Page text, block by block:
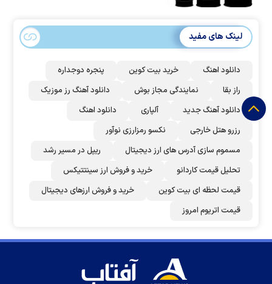
لینک های مفید
دانلود اهنگ خرید بیت کوین
پنجره دوجداره
راز بقا
نمایندگی مجاز بوش
دانلود آهنگ رز‌ موزیک
دانلود آهنگ جدید
آلپاری
دانلود اهنگ
رزرو هتل خارجی
نکسو رمزارزی نوآور
مسموم سازی آدرس های ارز دیجیتال
ریپل در مسیر رشد
تحلیل قیمت کاردانو
خرید و فروش ارز سینتتیکس
قیمت لحظه ای بیت کوین
خرید و فروش ارزهای دیجیتال
قیمت اتریوم امروز